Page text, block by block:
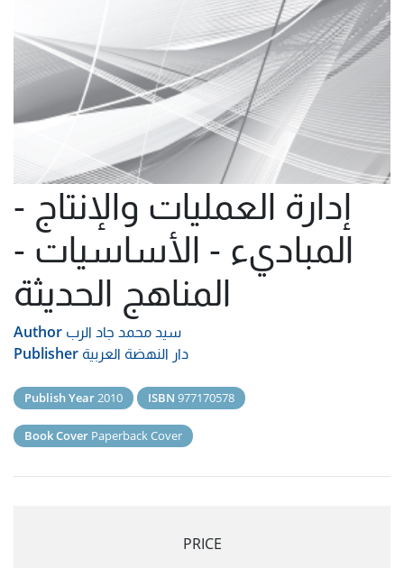
إدارة العمليات والإنتاج -
المباديء - الأساسيات -
المناهج الحديثة
Author سيد محمد جاد الرب
Publisher دار النهضة العربية
Publish Year2010 ISBN 977170578
Book Cover Paperback Cover
PRICE